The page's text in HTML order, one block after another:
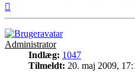
Administrator
Indlæg: 1047
Tilmeldt: 20. maj 2009,